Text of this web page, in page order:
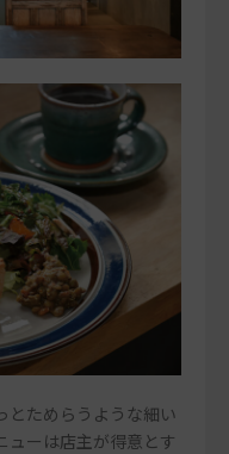
とためらうような細い
ューは店主が得意とす